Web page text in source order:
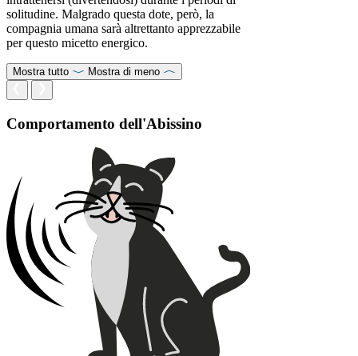
solitudine. Malgrado questa dote, però, la
compagnia umana sarà altrettanto apprezzabile
per questo micetto energico.
Mostra tutto Mostra di meno
Comportamento dell'Abissino